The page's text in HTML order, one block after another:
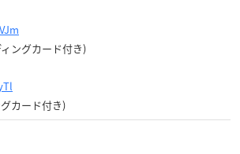
ングカード付き)
カード付き)